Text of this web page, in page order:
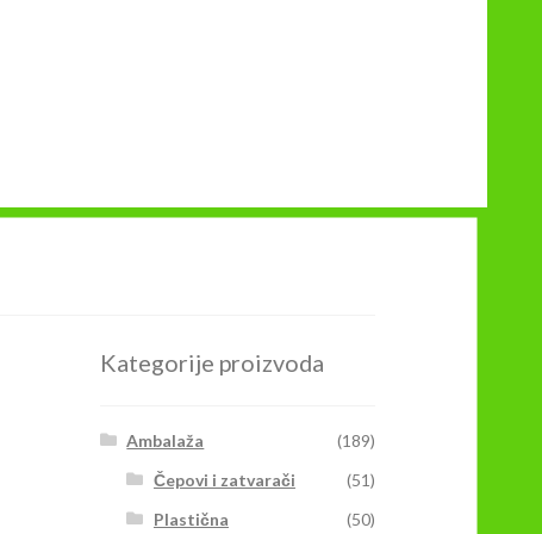
Kategorije proizvoda
Ambalaža
(189)
Čepovi i zatvarači
(51)
Plastična
(50)